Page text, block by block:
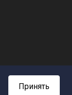
Принять